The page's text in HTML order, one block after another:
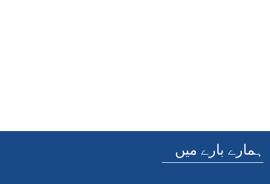
ہمارے بارے میں